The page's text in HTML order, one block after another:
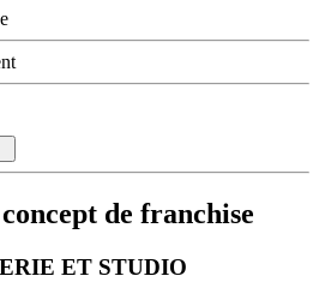
de franchise
ET STUDIO